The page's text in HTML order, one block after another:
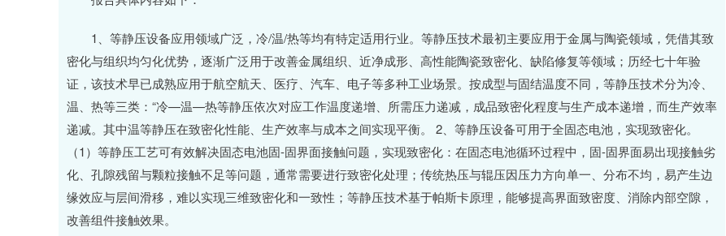
1、等静压设备应用领域广泛，冷/温/热等均有特定适用行业。等静压技术最初主要应用于金属与陶瓷领域，凭借其致
密化与组织均匀化优势，逐渐广泛用于改善金属组织、近净成形、高性能陶瓷致密化、缺陷修复等领域；历经七十年验
证，该技术早已成熟应用于航空航天、医疗、汽车、电子等多种工业场景。按成型与固结温度不同，等静压技术分为冷、
温、热等三类：“冷—温—热等静压依次对应工作温度递增、所需压力递减，成品致密化程度与生产成本递增，而生产效率
递减。其中温等静压在致密化性能、生产效率与成本之间实现平衡。 2、等静压设备可用于全固态电池，实现致密化。
（1）等静压工艺可有效解决固态电池固-固界面接触问题，实现致密化：在固态电池循环过程中，固-固界面易出现接触劣
化、孔隙残留与颗粒接触不足等问题，通常需要进行致密化处理；传统热压与辊压因压力方向单一、分布不均，易产生边
缘效应与层间滑移，难以实现三维致密化和一致性；等静压技术基于帕斯卡原理，能够提高界面致密度、消除内部空隙，
改善组件接触效果。